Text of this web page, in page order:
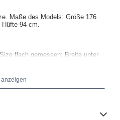
Maße des Models: Größe 176
94 cm.
flach gemessen: Breite unter